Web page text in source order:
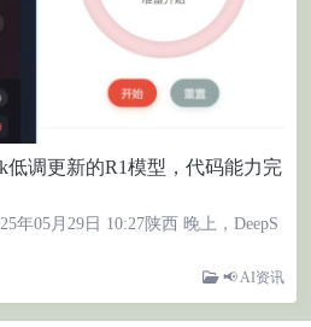
低调更新的R1模型，代码能力完
年05月29日 10:27陕西 晚上，DeepS
📢 AI资讯